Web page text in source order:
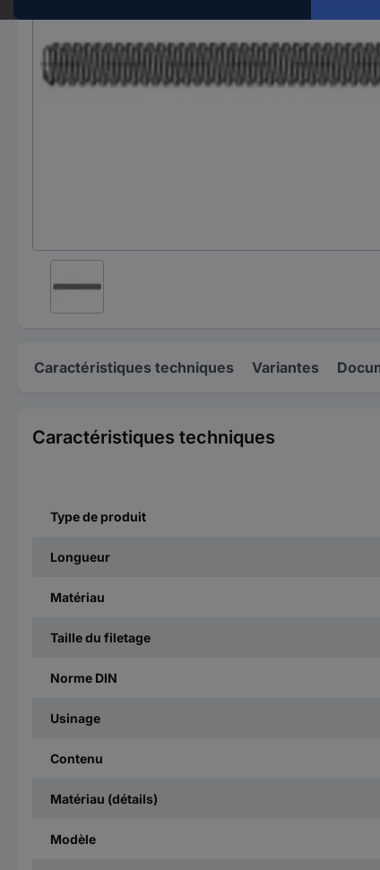
Caractéristiques techniques Variantes
Caractéristiques techniques
Type de produit
Longueur
Matériau
Taille du filetage
Norme DIN
Usinage
Contenu
Matériau (détails)
Modèle